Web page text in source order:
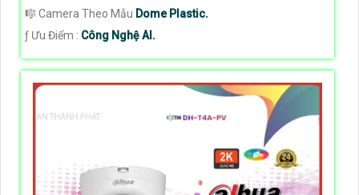
🎼️ Camera Theo Mẫu Dome Plastic.
️ƒ Ưu Điểm : Công Nghệ AI.